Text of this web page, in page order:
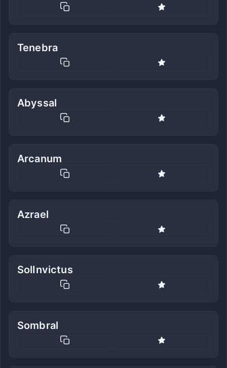
Tenebra
Abyssal
Arcanum
Azrael
SolInvictus
Sombral